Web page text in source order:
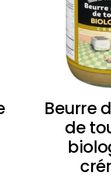
Beurre
de